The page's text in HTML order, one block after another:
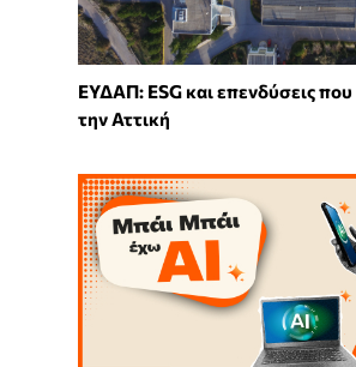
ΕΥΔΑΠ: ESG και επενδύσεις
την Αττική